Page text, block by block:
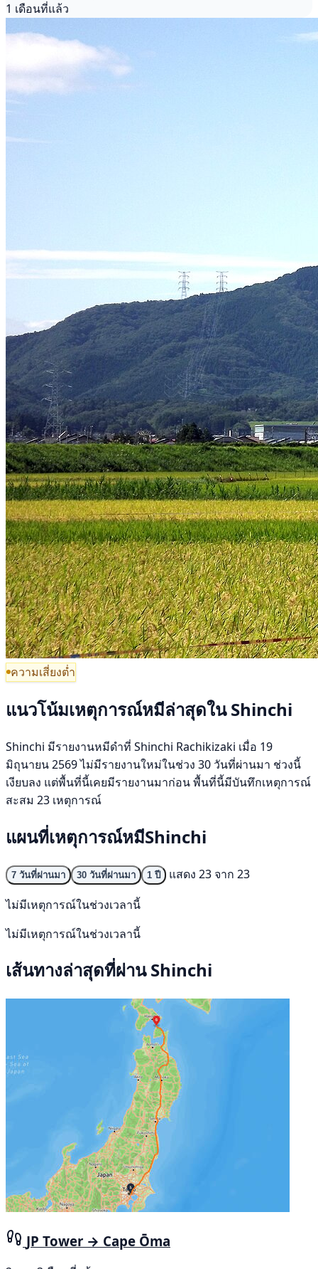
1 เดือนที่แล้ว
ความเสี่ยงต่ำ
แนวโน้มเหตุการณ์หมีล่าสุดใน Shinchi
Shinchi มีรายงานหมีดำที่ Shinchi Rachikizaki เมื่อ 19
มิถุนายน 2569 ไม่มีรายงานใหม่ในช่วง 30 วันที่ผ่านมา ช่วงนี้
เงียบลง แต่พื้นที่นี้เคยมีรายงานมาก่อน พื้นที่นี้มีบันทึกเหตุการณ์
สะสม 23 เหตุการณ์
แผนที่เหตุการณ์หมีShinchi
7 วันที่ผ่านมา 30 วันที่ผ่านมา 1 ปี
แสดง 23 จาก 23
ไม่มีเหตุการณ์ในช่วงเวลานี้
ไม่มีเหตุการณ์ในช่วงเวลานี้
เส้นทางล่าสุดที่ผ่าน Shinchi
JP Tower → Cape Ōma